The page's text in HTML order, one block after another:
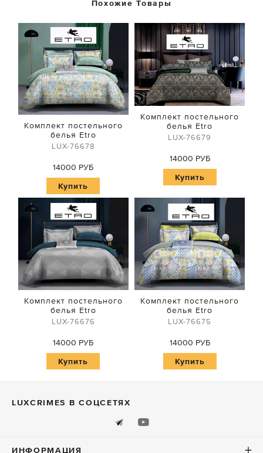
Похожие Товары
Комплект постельного
белья Etro
LUX-76678
14000 РУБ
Купить
Комплект постельного
белья Etro
LUX-76679
14000 РУБ
Купить
Комплект постельного
белья Etro
LUX-76676
14000 РУБ
Купить
Комплект постельного
белья Etro
LUX-76675
14000 РУБ
Купить
LUXСRIMES В СОЦСЕТЯХ
ИНФОРМАЦИЯ